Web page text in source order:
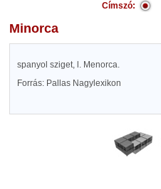
Címszó:
Minorca
spanyol sziget, l. Menorca.
Forrás: Pallas Nagylexikon